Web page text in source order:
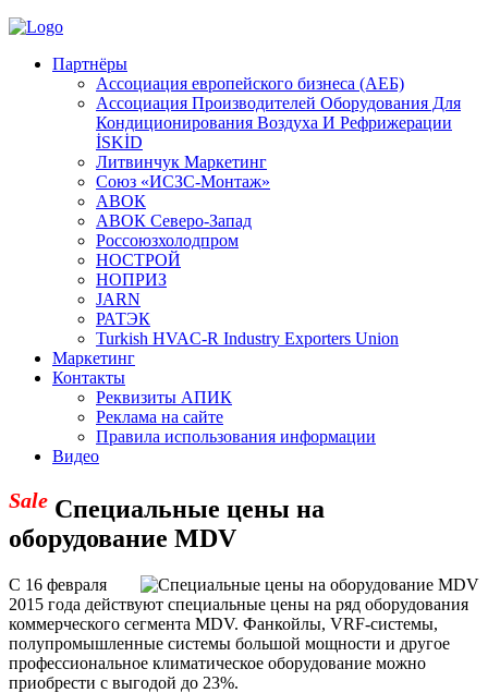
Партнёры
Ассоциация европейского бизнеса (АЕБ)
Aссоциация Производителей Оборудования Для
Кондиционирования Воздуха И Рефрижерации
İSKİD
Литвинчук Маркетинг
Союз «ИСЗС-Монтаж»
АВОК
АВОК Северо-Запад
Россоюзхолодпром
НОСТРОЙ
НОПРИЗ
JARN
РАТЭК
Turkish HVAC-R Industry Exporters Union
Маркетинг
Контакты
Реквизиты АПИК
Реклама на сайте
Правила использования информации
Видео
Sale Специальные цены на
оборудование MDV
C 16 февраля
2015 года действуют специальные цены на ряд оборудования
коммерческого сегмента MDV. Фанкойлы, VRF-системы,
полупромышленные системы большой мощности и другое
профессиональное климатическое оборудование можно
приобрести с выгодой до 23%.